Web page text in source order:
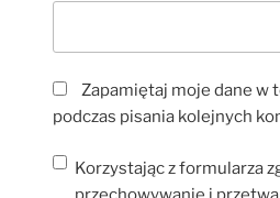
Zapamiętaj moje dane w
podczas pisania kolejnych
Korzystając z formularza